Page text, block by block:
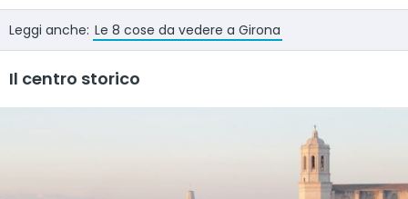
Leggi anche: Le 8 cose da vedere a Girona
Il centro storico